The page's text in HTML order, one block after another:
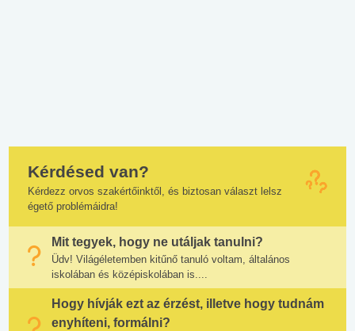
Kérdésed van?
Kérdezz orvos szakértőinktől, és biztosan választ lelsz
égető problémáidra!
Mit tegyek, hogy ne utáljak tanulni?
Üdv! Világéletemben kitűnő tanuló voltam, általános
iskolában és középiskolában is....
Hogy hívják ezt az érzést, illetve hogy tudnám
enyhíteni, formálni?